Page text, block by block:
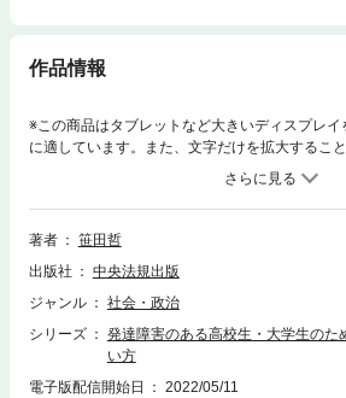
作品情報
※この商品はタブレットなど大きいディスプレイ
に適しています。また、文字だけを拡大するこ
ト、検索、辞書の参照、引用などの機能が使用
ぎこちなさ、体幹の弱さ、手指の不器用さがあ
れらを改善して、スムーズな動作を可能にする
ト等を紹介。学習や生活、就活でつまづきやす
著者
笹田哲
出版社
中央法規出版
ジャンル
社会・政治
シリーズ
発達障害のある高校生・大学生のた
い方
電子版配信開始日
2022/05/11